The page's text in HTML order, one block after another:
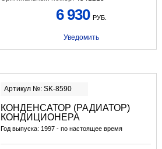
6 930 РУБ.
Уведомить
Артикул №: SK-8590
КОНДЕНСАТОР (РАДИАТОР)
КОНДИЦИОНЕРА
Год выпуска: 1997 - по настоящее время